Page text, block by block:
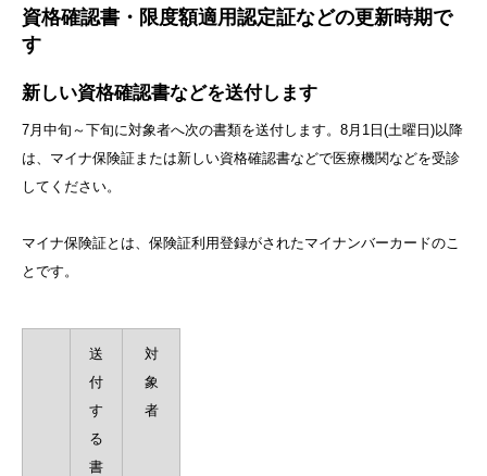
資格確認書・限度額適用認定証などの更新時期で
す
新しい資格確認書などを送付します
7月中旬～下旬に対象者へ次の書類を送付します。8月1日(土曜日)以降
は、マイナ保険証または新しい資格確認書などで医療機関などを受診
してください。
マイナ保険証とは、保険証利用登録がされたマイナンバーカードのこ
とです。
送
付
す
る
書
対
象
者